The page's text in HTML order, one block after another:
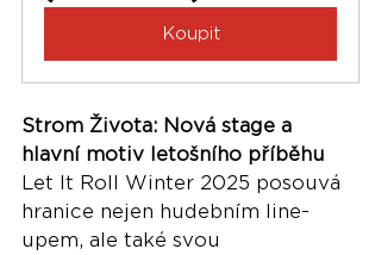
Koupit
Strom Života: Nová stage a
hlavní motiv letošního příběhu
Let It Roll Winter 2025 posouvá
hranice nejen hudebním line-
upem, ale také svou